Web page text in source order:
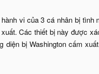
vi của 3 cá nhân bị tình
Các thiết bị này được
bị Washington cấm